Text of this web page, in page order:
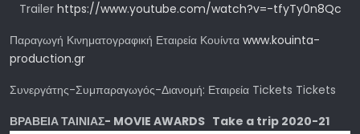
Trailer https://www.youtube.com/watch?v=-tfyTy0n8Qc
Παραγωγή Κινηματογραφική Εταιρεία Κουίντα www.kouinta-
production.gr
Συνεργάτης-Συμπαραγωγός-Διανομή: Εταιρεία Tickets Tickets
ΒΡΑΒΕΙΑ ΤΑΙΝΙΑΣ- MOVIE AWARDS Take a trip 2020-21